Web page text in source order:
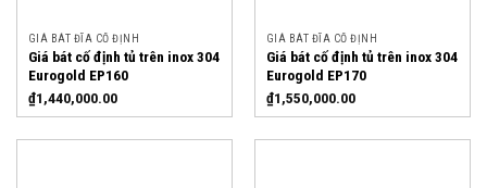
GIÁ BÁT ĐĨA CỐ ĐỊNH
Giá bát cố định tủ trên inox 304
Eurogold EP160
₫1,440,000.00
GIÁ BÁT ĐĨA CỐ ĐỊNH
Giá bát cố định tủ trên inox 304
Eurogold EP170
₫1,550,000.00